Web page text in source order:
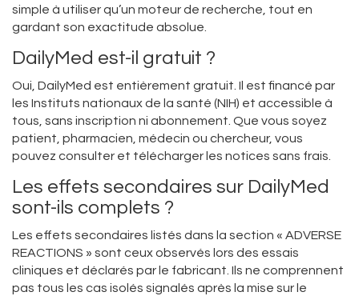
simple à utiliser qu’un moteur de recherche, tout en
gardant son exactitude absolue.
DailyMed est-il gratuit ?
Oui, DailyMed est entièrement gratuit. Il est financé par
les Instituts nationaux de la santé (NIH) et accessible à
tous, sans inscription ni abonnement. Que vous soyez
patient, pharmacien, médecin ou chercheur, vous
pouvez consulter et télécharger les notices sans frais.
Les effets secondaires sur DailyMed
sont-ils complets ?
Les effets secondaires listés dans la section « ADVERSE
REACTIONS » sont ceux observés lors des essais
cliniques et déclarés par le fabricant. Ils ne comprennent
pas tous les cas isolés signalés après la mise sur le